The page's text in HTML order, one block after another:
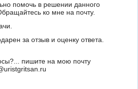
помочь в решении данного
ко мне на почту.
за отзыв и оценку ответа.
пишите на мою почту